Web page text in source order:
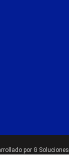
por G Soluciones